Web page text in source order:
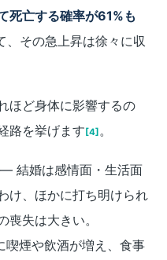
死亡する確率が61%も
、その急上昇は徐々に収
ほど身体に影響するの
路を挙げます [4] 。
― 結婚は感情面・生活面
け、ほかに打ち明けられ
喪失は大きい。
煙や飲酒が増え、食事